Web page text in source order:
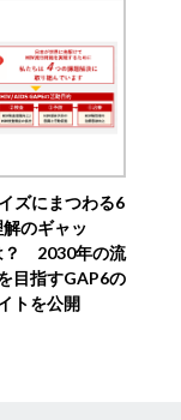
ズにまつわる6
解のギャッ
？ 2030年の流
目指すGAP6の
イトを公開